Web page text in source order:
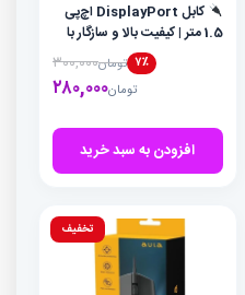
تومان۶۰۰,۰۰۰
تومان۵۸۰,۰۰۰
کابل DisplayPort اچ‌پی
1.5 متر | کیفیت بالا و سازگار با
انواع دستگاه‌ها۷٪ تومان۳۰۰,۰۰۰
قیمت تومان۲۸۰,۰۰۰قیمت
افزودن به سبد خرید
تخفیف